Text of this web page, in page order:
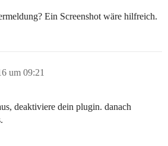
Ein Screenshot wäre hilfreich.
um 09:21
deaktiviere dein plugin. danach